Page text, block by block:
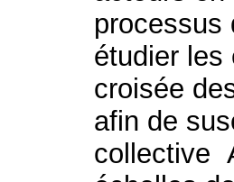
processus
étudier les
croisée
afin de
collective